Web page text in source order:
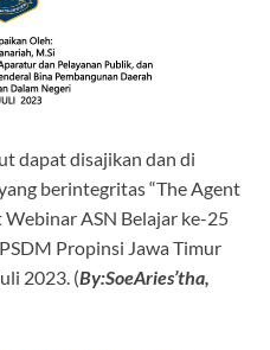
dapat disajikan dan di
berintegritas “The Agent
Webinar ASN Belajar ke-25
Propinsi Jawa Timur
2023. (By:SoeAries’tha,